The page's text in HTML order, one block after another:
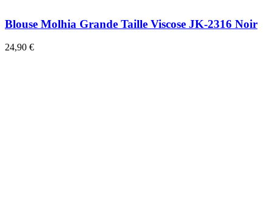
Blouse Molhia Grande Taille Viscose JK-2316 Noir
24,90 €